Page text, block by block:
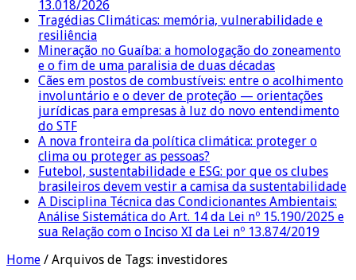
13.018/2026
Tragédias Climáticas: memória, vulnerabilidade e
resiliência
Mineração no Guaíba: a homologação do zoneamento
e o fim de uma paralisia de duas décadas
Cães em postos de combustíveis: entre o acolhimento
involuntário e o dever de proteção — orientações
jurídicas para empresas à luz do novo entendimento
do STF
A nova fronteira da política climática: proteger o
clima ou proteger as pessoas?
Futebol, sustentabilidade e ESG: por que os clubes
brasileiros devem vestir a camisa da sustentabilidade
A Disciplina Técnica das Condicionantes Ambientais:
Análise Sistemática do Art. 14 da Lei nº 15.190/2025 e
sua Relação com o Inciso XI da Lei nº 13.874/2019
Home / Arquivos de Tags: investidores